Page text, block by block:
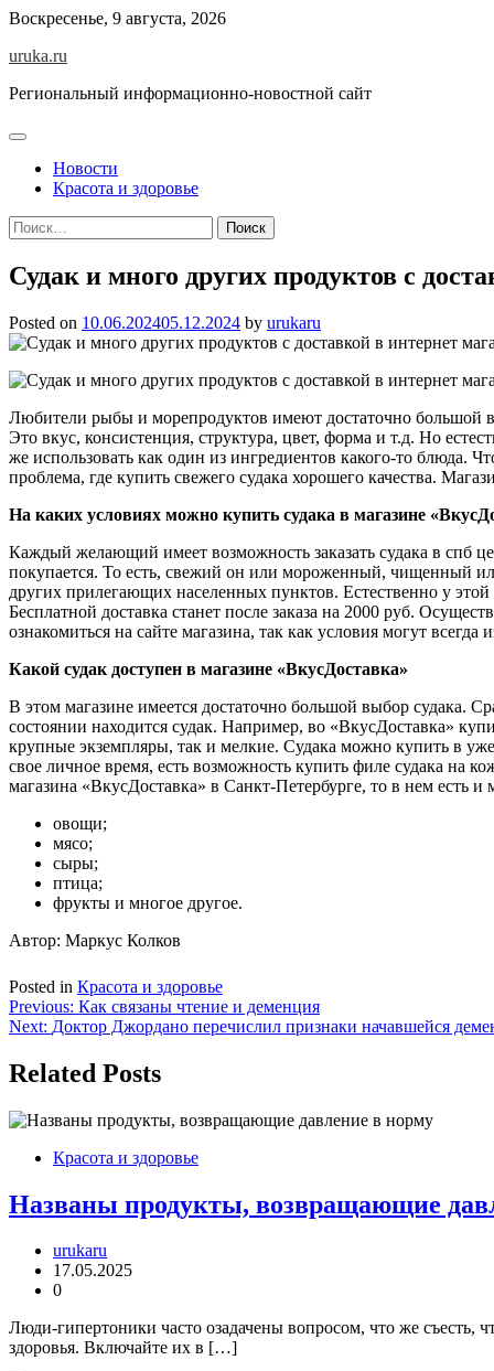
Skip
content
Воскресенье, 9 августа, 2026
uruka.ru
Региональный информационно-новостной сайт
Новости
Красота и здоровье
Найти:
Судак и много других продуктов с
Posted on 10.06.202405.12.2024 by urukaru
Любители рыбы и морепродуктов имеют достаточно большой
Это вкус, консистенция, структура, цвет, форма и т.д. Но
же использовать как один из ингредиентов какого-то блюда.
проблема, где купить свежего судака хорошего качества.
На каких условиях можно купить судака в магазине
Каждый желающий имеет возможность заказать судака в спб
покупается. То есть, свежий он или мороженный, чищенный
других прилегающих населенных пунктов. Естественно у
Бесплатной доставка станет после заказа на 2000 руб.
ознакомиться на сайте магазина, так как условия могут всегда
Какой судак доступен в магазине «ВкусДоставка»
В этом магазине имеется достаточно большой выбор судака.
состоянии находится судак. Например, во «ВкусДоставка»
крупные экземпляры, так и мелкие. Судака можно купить в
свое личное время, есть возможность купить филе судака на
магазина «ВкусДоставка» в Санкт-Петербурге, то в нем есть
овощи;
мясо;
сыры;
птица;
фрукты и многое другое.
Автор: Маркус Колков
Posted in Красота и здоровье
Навигация
по
записям
Previous: Как связаны чтение и деменция
Next: Доктор Джордано перечислил признаки начавшейся
Related Posts
Красота и здоровье
Названы продукты, возвращающие
urukaru
17.05.2025
0
Люди-гипертоники часто озадачены вопросом, что же съесть,
здоровья. Включайте их в […]